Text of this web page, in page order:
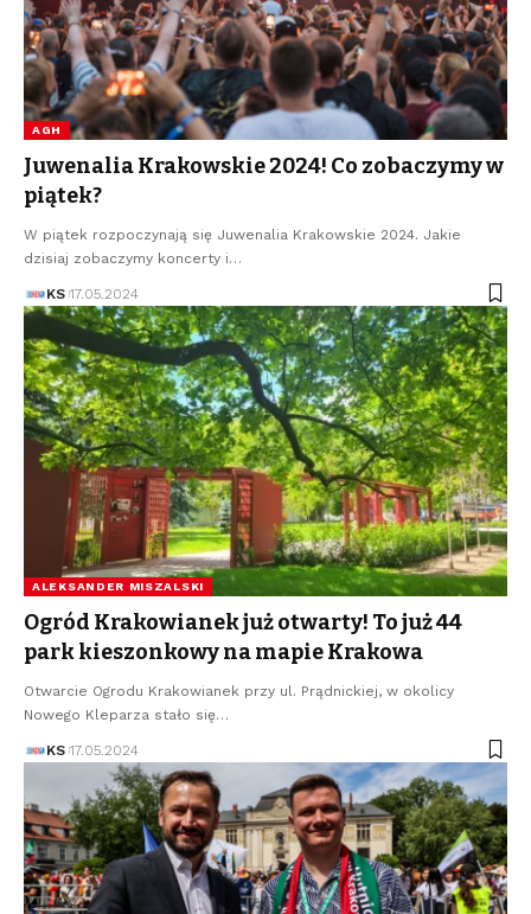
AGH
Juwenalia Krakowskie 2024! Co zobaczymy w
piątek?
W piątek rozpoczynają się Juwenalia Krakowskie 2024. Jakie
dzisiaj zobaczymy koncerty i…
KS 17.05.2024
ALEKSANDER MISZALSKI
Ogród Krakowianek już otwarty! To już 44
park kieszonkowy na mapie Krakowa
Otwarcie Ogrodu Krakowianek przy ul. Prądnickiej, w okolicy
Nowego Kleparza stało się…
KS 17.05.2024